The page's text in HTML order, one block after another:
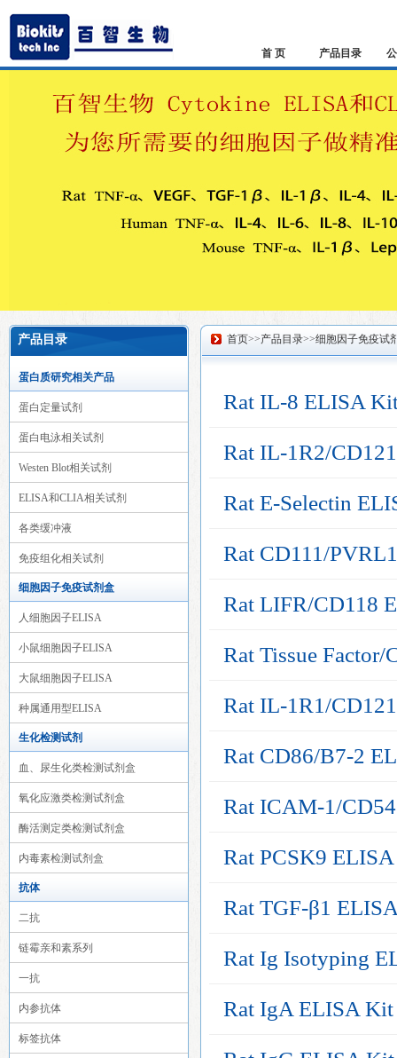
首 页 产品目录
产品目录
蛋白质研究相关产品
蛋白定量试剂
蛋白电泳相关试剂
Westen Blot相关试剂
ELISA和CLIA相关试剂
各类缓冲液
免疫组化相关试剂
细胞因子免疫试剂盒
人细胞因子ELISA
小鼠细胞因子ELISA
大鼠细胞因子ELISA
种属通用型ELISA
生化检测试剂
血、尿生化类检测试剂盒
氧化应激类检测试剂盒
酶活测定类检测试剂盒
内毒素检测试剂盒
抗体
二抗
链霉亲和素系列
一抗
内参抗体
标签抗体
首页>>产品目录>>细胞因子免疫试
Rat IL-8 ELISA
Rat IL-1R2/
Rat E-Selectin
Rat CD111/
Rat LIFR/CD118
Rat Tissue
Rat IL-1R1/
Rat CD86/B7-2
Rat ICAM-1/
Rat PCSK9
Rat TGF-β1
Rat Ig Isotyping
Rat IgA ELISA Kit